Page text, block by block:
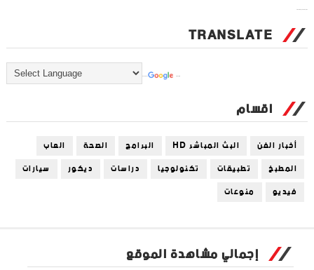
TRANSLATE
اقسام
أخبار الفن البث المباشر HD البرامج الصحة
العاب
المطبخ
تطبيقات تكنولوجيا دراسات ديكور
سيارات
فيديو
منوعات
إجمالي مشاهدة الموقع